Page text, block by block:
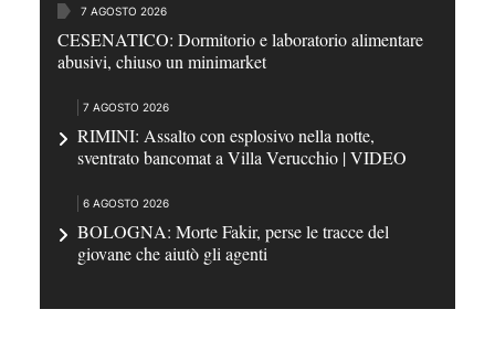
7 AGOSTO 2026
CESENATICO: Dormitorio e laboratorio alimentare
abusivi, chiuso un minimarket
7 AGOSTO 2026
RIMINI: Assalto con esplosivo nella notte,
sventrato bancomat a Villa Verucchio | VIDEO
6 AGOSTO 2026
BOLOGNA: Morte Fakir, perse le tracce del
giovane che aiutò gli agenti